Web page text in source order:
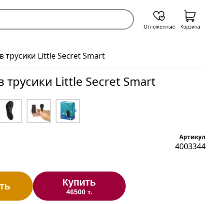
трусики Little Secret Smart
трусики Little Secret Smart
Артикул
4003344
Купить
46500 т.
Отложенные Корзина